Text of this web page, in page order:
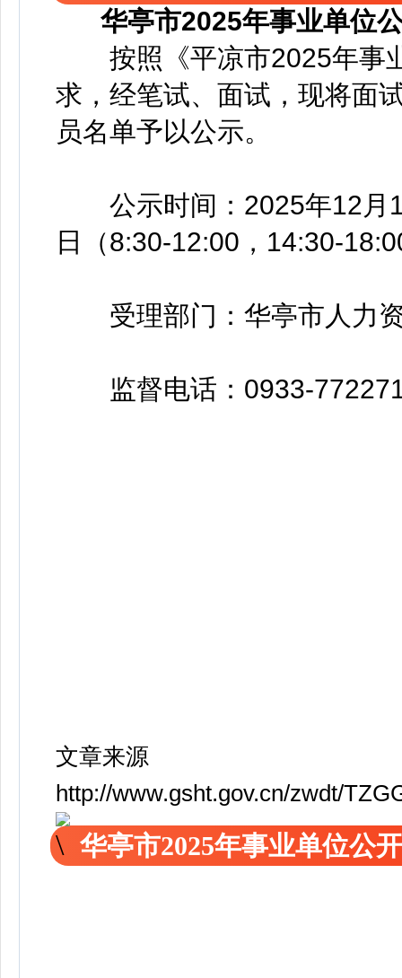
华亭市2025年事业单位
按照《平凉市2025年事
求，经笔试、面试，现将面
员名单予以公示。
公示时间：2025年12月
日（8:30-12:00，14:30-
受理部门：华亭市人力资
监督电话：0933-
文章来源
http://www.gsht.gov.cn/zwdt/
华亭市2025年事业单位公